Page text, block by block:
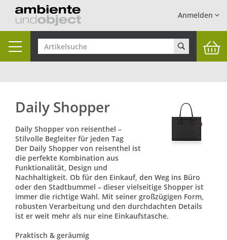
Anmelden
Toggle
navigation
Daily Shopper
Daily Shopper von reisenthel –
Stilvolle Begleiter für jeden Tag
Der Daily Shopper von reisenthel ist
die perfekte Kombination aus
Funktionalität, Design und
Nachhaltigkeit. Ob für den Einkauf, den Weg ins Büro
oder den Stadtbummel – dieser vielseitige Shopper ist
immer die richtige Wahl. Mit seiner großzügigen Form,
robusten Verarbeitung und den durchdachten Details
ist er weit mehr als nur eine Einkaufstasche.
Praktisch & geräumig